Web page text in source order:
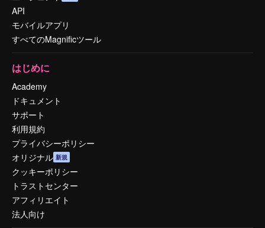
API
モバイルアプリ
すべてのMagnificツール
はじめに
Academy
ドキュメント
サポート
利用規約
プライバシーポリシー
オリジナル 新規
クッキーポリシー
トラストセンター
アフィリエイト
法人向け